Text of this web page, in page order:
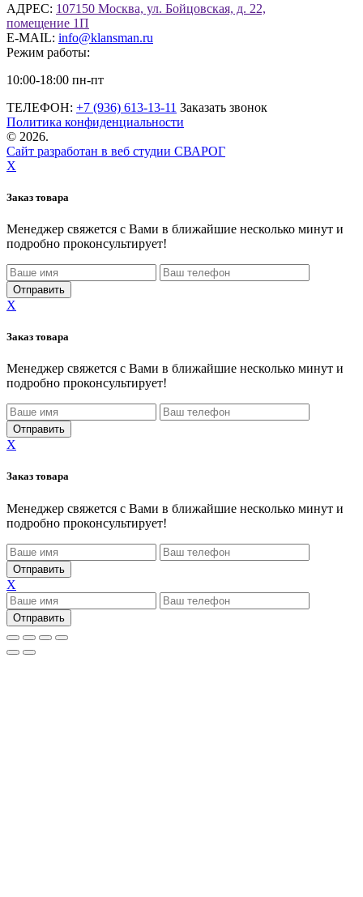
АДРЕС: 107150 Москва, ул. Бойцовская, д. 22,
помещение 1П
E-MAIL: info@klansman.ru
Режим работы:
10:00-18:00 пн-пт
ТЕЛЕФОН: +7 (936) 613-13-11 Заказать звонок
Политика конфиденциальности
© 2026.
Сайт разработан в веб студии СВАРОГ
X
Заказ товара
Менеджер свяжется с Вами в ближайшие несколько минут и
подробно проконсультирует!
X
Заказ товара
Менеджер свяжется с Вами в ближайшие несколько минут и
подробно проконсультирует!
X
Заказ товара
Менеджер свяжется с Вами в ближайшие несколько минут и
подробно проконсультирует!
X